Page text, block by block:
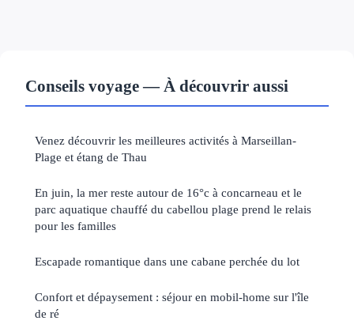
Conseils voyage — À découvrir aussi
Venez découvrir les meilleures activités à Marseillan-
Plage et étang de Thau
En juin, la mer reste autour de 16°c à concarneau et le
parc aquatique chauffé du cabellou plage prend le relais
pour les familles
Escapade romantique dans une cabane perchée du lot
Confort et dépaysement : séjour en mobil-home sur l'île
de ré